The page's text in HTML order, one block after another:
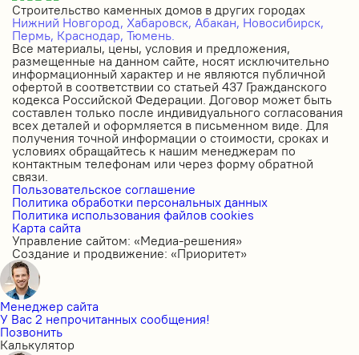
Строительство каменных домов в других городах
Нижний Новгород, Хабаровск, Абакан, Новосибирск,
Пермь, Краснодар, Тюмень.
Все материалы, цены, условия и предложения,
размещенные на данном сайте, носят исключительно
информационный характер и не являются публичной
офертой в соответствии со статьей 437 Гражданского
кодекса Российской Федерации. Договор может быть
составлен только после индивидуального согласования
всех деталей и оформляется в письменном виде. Для
получения точной информации о стоимости, сроках и
условиях обращайтесь к нашим менеджерам по
контактным телефонам или через форму обратной
связи.
Пользовательское соглашение
Политика обработки персональных данных
Политика использования файлов cookies
Карта сайта
Управление сайтом: «Медиа-решения»
Создание и продвижение: «Приоритет»
Менеджер сайта
У Вас 2 непрочитанных сообщения!
Позвонить
Калькулятор